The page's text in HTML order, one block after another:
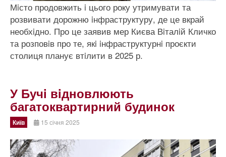
Мiсто продовжить i цього року утримувати та
розвивати дорожню iнфраструктуру, де це вкрай
необхiдно. Про це заявив мер Києва Вiталiй Кличко
та розповiв про те, якi iнфраструктурнi проєкти
столиця планує втiлити в 2025 р.
У Бучi вiдновлюють
багатоквартирний будинок
Київ 15 січня 2025